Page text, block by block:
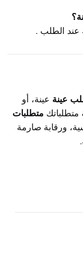
عند الطلب .
عينة عينة، أو
متطلبات
ورقابة صارمة